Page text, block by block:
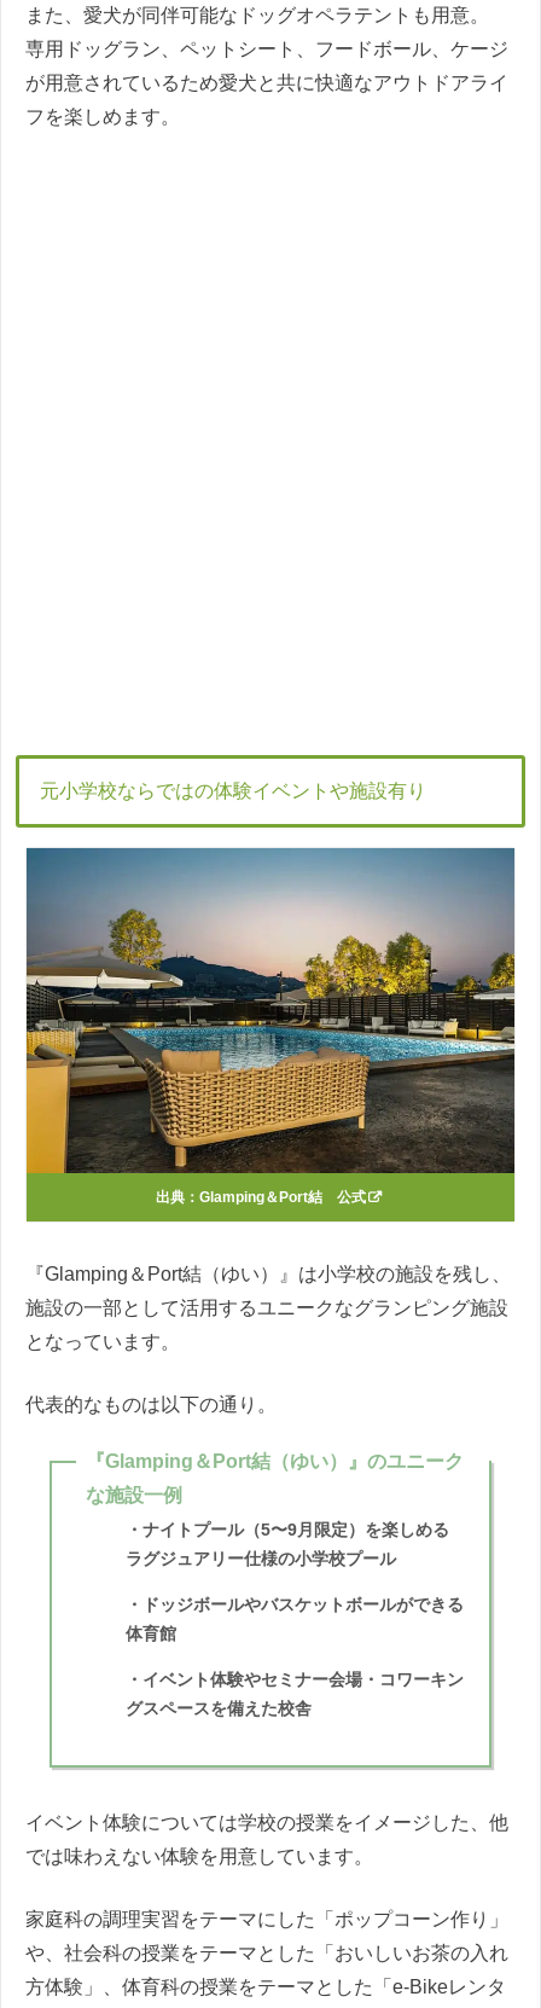
また、愛犬が同伴可能なドッグオペラテントも用意。
専用ドッグラン、ペットシート、フードボール、ケージ
が用意されているため愛犬と共に快適なアウトドアライ
フを楽しめます。
元小学校ならではの体験イベントや施設有り
出典： Glamping＆Port結 公式
『Glamping＆Port結（ゆい）』は小学校の施設を残し、
施設の一部として活用するユニークなグランピング施設
となっています。
代表的なものは以下の通り。
『Glamping＆Port結（ゆい）』のユニーク
な施設一例
・ナイトプール（5〜9月限定）を楽しめる
ラグジュアリー仕様の小学校プール
・ドッジボールやバスケットボールができる
体育館
・イベント体験やセミナー会場・コワーキン
グスペースを備えた校舎
イベント体験については学校の授業をイメージした、他
では味わえない体験を用意しています。
家庭科の調理実習をテーマにした「ポップコーン作り」
や、社会科の授業をテーマとした「おいしいお茶の入れ
方体験」、体育科の授業をテーマとした「e-Bikeレンタ